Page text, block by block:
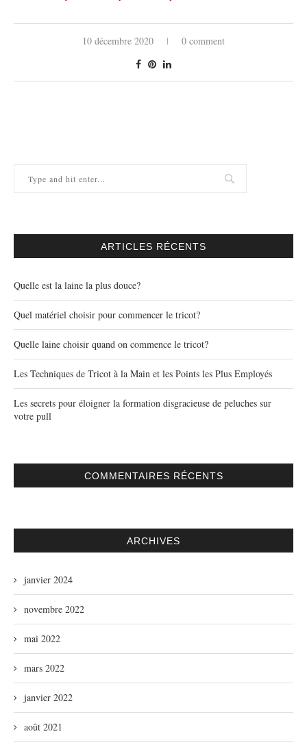
10 décembre 2020 0 comment
ARTICLES RÉCENTS
Quelle est la laine la plus douce?
Quel matériel choisir pour commencer le tricot?
Quelle laine choisir quand on commence le tricot?
Les Techniques de Tricot à la Main et les Points les Plus Employés
Les secrets pour éloigner la formation disgracieuse de peluches sur
votre pull
COMMENTAIRES RÉCENTS
ARCHIVES
janvier 2024
novembre 2022
mai 2022
mars 2022
janvier 2022
août 2021